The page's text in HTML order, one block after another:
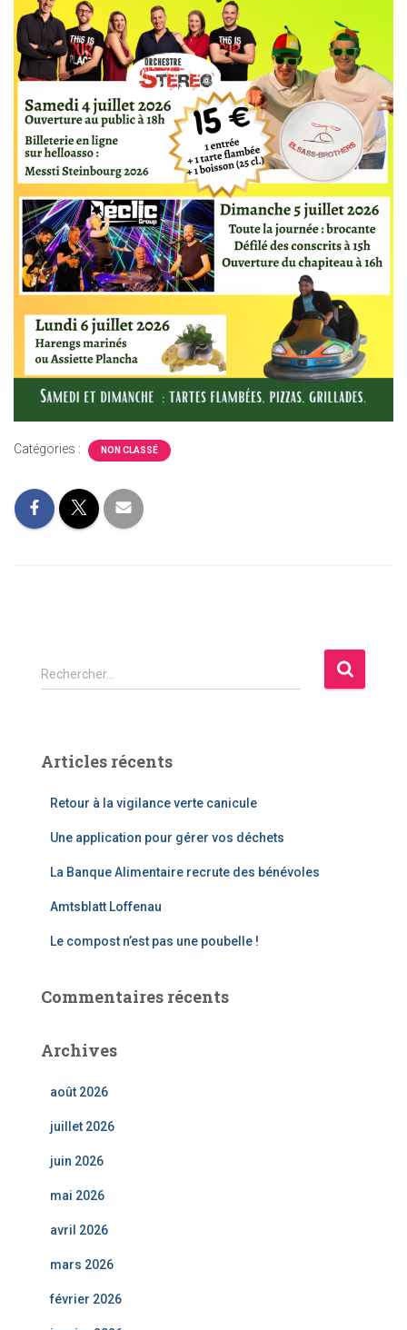
Catégories : NON CLASSÉ
Rechercher…
Articles récents
Retour à la vigilance verte canicule
Une application pour gérer vos déchets
La Banque Alimentaire recrute des bénévoles
Amtsblatt Loffenau
Le compost n’est pas une poubelle !
Commentaires récents
Archives
août 2026
juillet 2026
juin 2026
mai 2026
avril 2026
mars 2026
février 2026